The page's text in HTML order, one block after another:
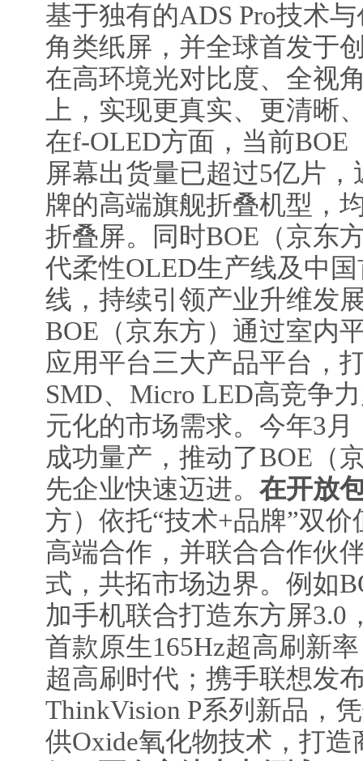
基于独有的ADS Pro技术
角类纸屏，并全球首发于
在高环境光对比度、全视
上，实现更真实、更清晰
在f-OLED方面，当前BOE
屏幕出货量已超过5亿片
牌的高端旗舰折叠机型，
折叠屏。同时BOE（京东
代柔性OLED生产线及中
线，持续引领产业升维发
BOE（京东方）通过室内
应用平台三大产品平台，
SMD、Micro LED高竞争
元化的市场需求。今年3
成功量产，推动了BOE（
先企业快速迈进。 在开放
方）依托“技术+品牌”双
高端合作，并联合合作伙
式，共拓市场边界。例如
加手机联合打造东方屏3.0
首款原生165Hz超高刷新
超高刷时代；携手联想发
ThinkVision P系列新品，
供Oxide氧化物技术，打